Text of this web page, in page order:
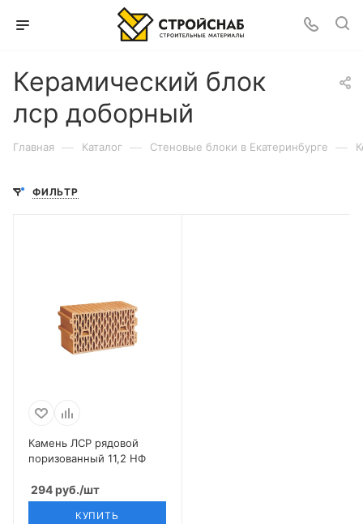
Керамический блок
лср доборный
Главная — Каталог — Cтеновые блоки в Екатеринбурге —
ФИЛЬТР
Камень ЛСР рядовой
поризованный 11,2 НФ
294руб./шт
КУПИТЬ